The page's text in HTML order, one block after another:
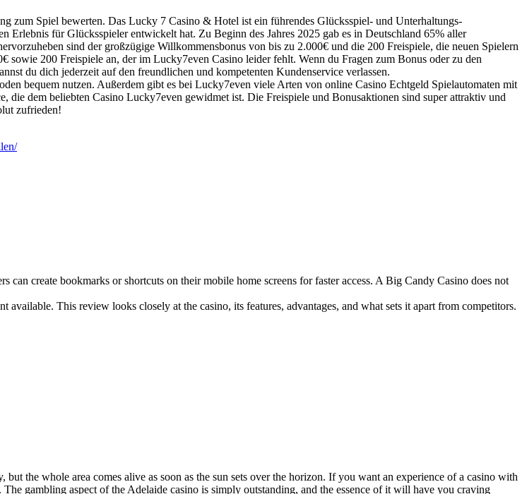
zum Spiel bewerten. Das Lucky 7 Casino & Hotel ist ein führendes Glücksspiel- und Unterhaltungs-
Erlebnis für Glücksspieler entwickelt hat. Zu Beginn des Jahres 2025 gab es in Deutschland 65% aller
sind der großzügige Willkommensbonus von bis zu 2.000€ und die 200 Freispiele, die neuen Spielern
200 Freispiele an, der im Lucky7even Casino leider fehlt. Wenn du Fragen zum Bonus oder zu den
du dich jederzeit auf den freundlichen und kompetenten Kundenservice verlassen.
bequem nutzen. Außerdem gibt es bei Lucky7even viele Arten von online Casino Echtgeld Spielautomaten mit
die dem beliebten Casino Lucky7even gewidmet ist. Die Freispiele und Bonusaktionen sind super attraktiv und
zufrieden!
create bookmarks or shortcuts on their mobile home screens for faster access. A Big Candy Casino does not
This review looks closely at the casino, its features, advantages, and what sets it apart from competitors.
the whole area comes alive as soon as the sun sets over the horizon. If you want an experience of a casino with
gambling aspect of the Adelaide casino is simply outstanding, and the essence of it will have you craving